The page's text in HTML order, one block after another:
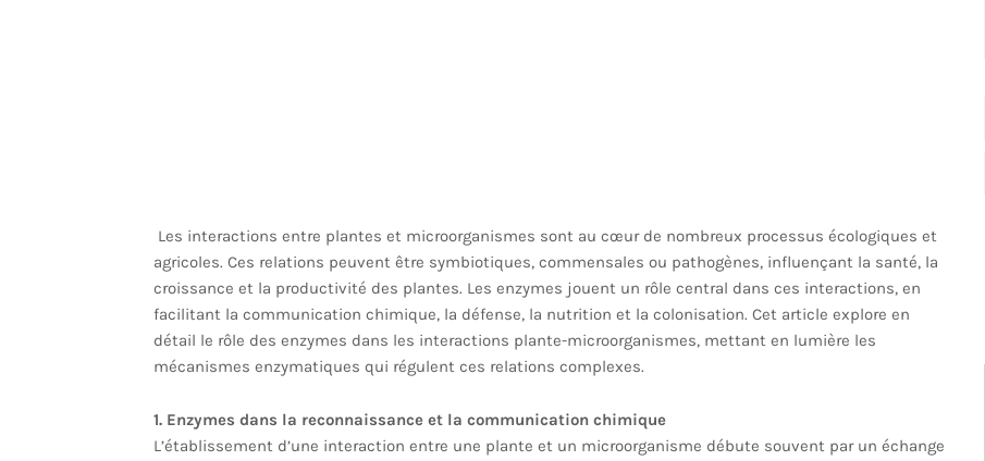
Les interactions entre plantes et microorganismes sont au cœur de nombreux processus écologiques et
agricoles. Ces relations peuvent être symbiotiques, commensales ou pathogènes, influençant la santé, la
croissance et la productivité des plantes. Les enzymes jouent un rôle central dans ces interactions, en
facilitant la communication chimique, la défense, la nutrition et la colonisation. Cet article explore en
détail le rôle des enzymes dans les interactions plante-microorganismes, mettant en lumière les
mécanismes enzymatiques qui régulent ces relations complexes.
1. Enzymes dans la reconnaissance et la communication chimique
L’établissement d’une interaction entre une plante et un microorganisme débute souvent par un échange